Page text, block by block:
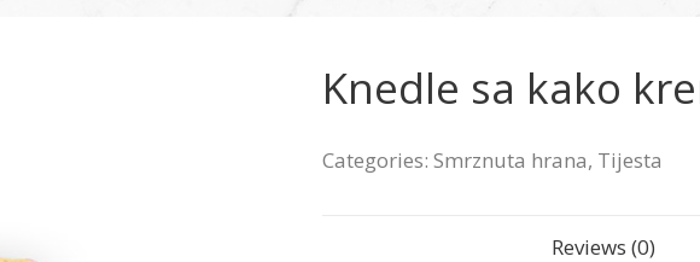
Knedle sa kako
Categories: Smrznuta hrana, Tijesta
Reviews (0)